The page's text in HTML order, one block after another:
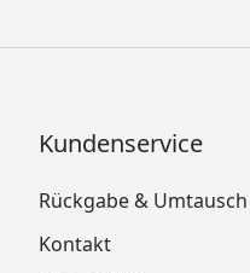
Kundenservice
Rückgabe & Umtausch
Kontakt